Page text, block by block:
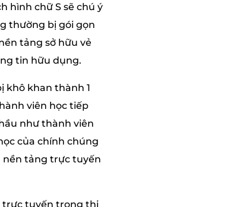
hình chữ S sẽ chú ý
thường bị gói gọn
tảng sở hữu vẻ
tin hữu dụng.
khô khan thành 1
viên học tiếp
như thành viên
của chính chúng
nền tảng trực tuyến
trực tuyến trong thị